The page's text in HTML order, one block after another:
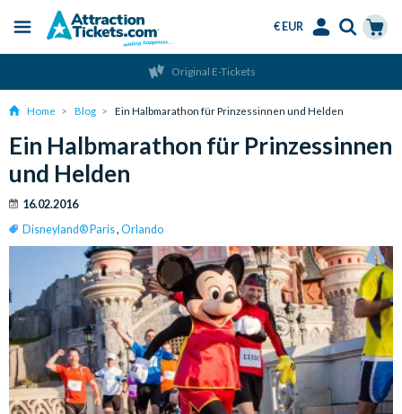
content
Menu
€ EUR
Original E-Tickets
Home Blog Ein Halbmarathon für Prinzessinnen und Helden
Ein Halbmarathon für Prinzessinnen
und Helden
16.02.2016
Disneyland® Paris, Orlando